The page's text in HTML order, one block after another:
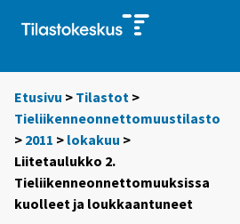
Etusivu > Tilastot >
Tieliikenneonnettomuustilasto
> 2011 > lokakuu >
Liitetaulukko 2.
Tieliikenneonnettomuuksissa
kuolleet ja loukkaantuneet